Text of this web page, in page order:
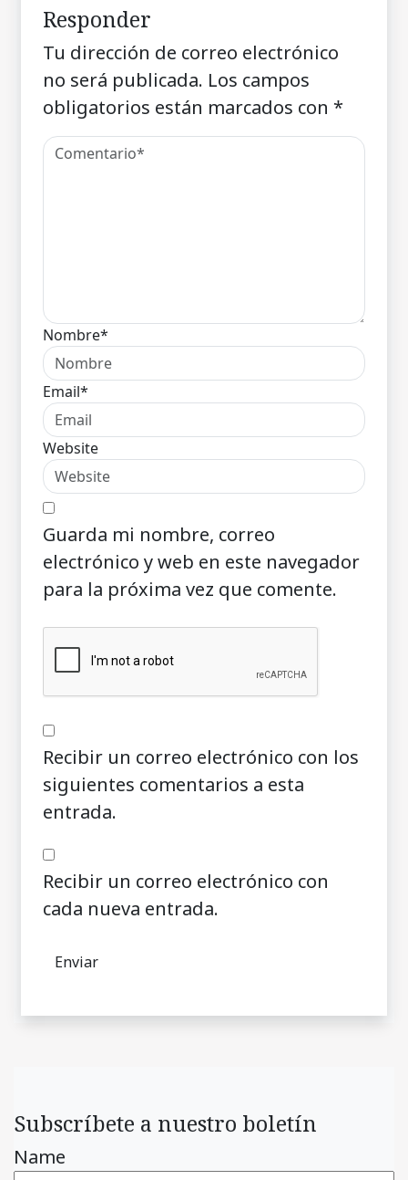
Responder
Tu dirección de correo electrónico
no será publicada. Los campos
obligatorios están marcados con *
Nombre*
Email*
Website
Guarda mi nombre, correo
electrónico y web en este navegador
para la próxima vez que comente.
Recibir un correo electrónico con los
siguientes comentarios a esta
entrada.
Recibir un correo electrónico con
cada nueva entrada.
Subscríbete a nuestro boletín
Name